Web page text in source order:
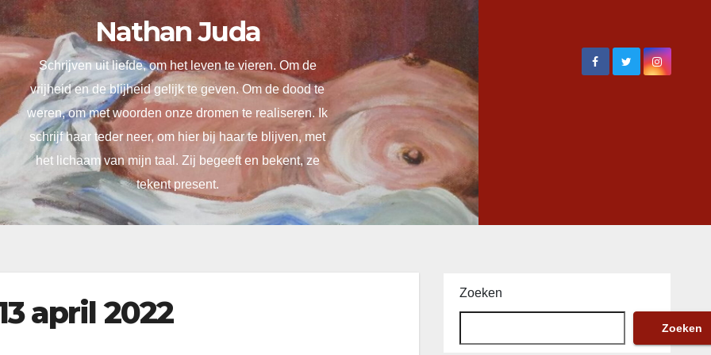
Nathan Juda
Schrijven uit liefde, om het leven te vieren. Om de
vrijheid en de blijheid gelijk te geven. Om de dood te
weren, om met woorden onze dromen te realiseren. Ik
schrijf haar teder neer, om hier bij haar te blijven, met
het lichaam van mijn taal. Zij begeeft en bekent, ze
tekent present.
april 2022
Zoeken
Zoeken